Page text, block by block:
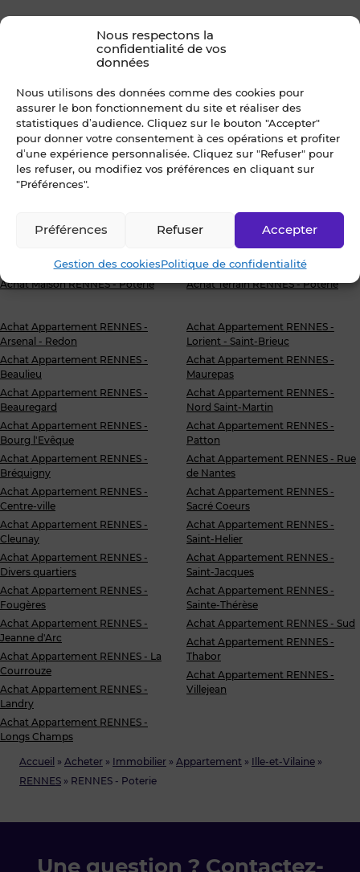
Nous respectons la
confidentialité de vos
données
Nous utilisons des données comme des cookies pour
assurer le bon fonctionnement du site et réaliser des
statistiques d’audience. Cliquez sur le bouton "Accepter"
pour donner votre consentement à ces opérations et profiter
d’une expérience personnalisée. Cliquez sur "Refuser" pour
les refuser, ou modifiez vos préférences en cliquant sur
"Préférences".
Accepter
Refuser
Préférences
Gestion des cookiesPolitique de confidentialité
Accueil » Acheter » Immobilier » Appartement » Ille-et-Vilaine »
RENNES » RENNES - Poterie
Proche de la rocade Sud de
Rennes et de toutes
commodités, La Poterie est
l’emplacement idéal pour
concrétiser son investissement
immobilier. Quel que soit votre
projet (achat, vente, location) les
négociateurs de Blot Immobilier
seront à votre écoute afin de
Achat Maison RENNES - Poterie Achat Terrain RENNES - Poterie
Achat Appartement RENNES -
Arsenal - Redon
Achat Appartement RENNES -
Beaulieu
Achat Appartement RENNES -
Beauregard
Achat Appartement RENNES -
Bourg l'Evêque
Achat Appartement RENNES -
Bréquigny
Achat Appartement RENNES -
Centre-ville
Achat Appartement RENNES -
Cleunay
Achat Appartement RENNES -
Divers quartiers
Achat Appartement RENNES -
Fougères
Achat Appartement RENNES -
Jeanne d'Arc
Achat Appartement RENNES - La
Courrouze
Achat Appartement RENNES -
Landry
Achat Appartement RENNES -
Longs Champs
Achat Appartement RENNES -
Lorient - Saint-Brieuc
Achat Appartement RENNES -
Maurepas
Achat Appartement RENNES -
Nord Saint-Martin
Achat Appartement RENNES -
Patton
Achat Appartement RENNES - Rue
de Nantes
Achat Appartement RENNES -
Sacré Coeurs
Achat Appartement RENNES -
Saint-Helier
Achat Appartement RENNES -
Saint-Jacques
Achat Appartement RENNES -
Sainte-Thérèse
Achat Appartement RENNES - Sud
Achat Appartement RENNES -
Thabor
Achat Appartement RENNES -
Villejean
Une question ? Contactez-